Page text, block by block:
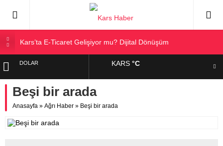
Kars’ta E-Ticaret Gelişiyor mu? Dijital Dönüşüm
Kars Halkı Yeni Parti Hakkında Ne Düşünüyor?
Sarıkamış’a Bağlı Köyler ve Yaygın Soyadları
Kağızman Köyleri ve En Çok Kullanılan Soyadları | Kars
Haber
DOLAR
EURO
KARS°C
Beşi bir arada
Anasayfa » Ağrı Haber » Beşi bir arada